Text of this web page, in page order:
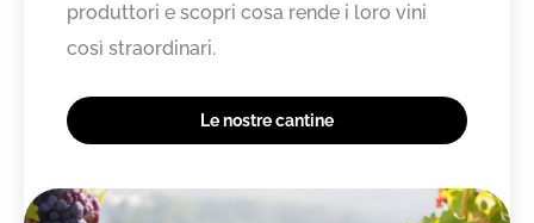
produttori e scopri cosa rende i loro vini
così straordinari.
Le nostre cantine